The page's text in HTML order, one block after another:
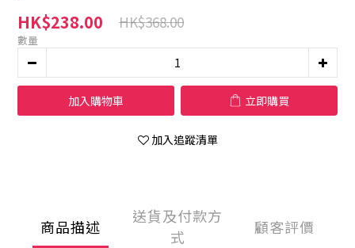
HK$238.00 HK$368.00
數量
加入購物車 立即購買
加入追蹤清單
商品描述
送貨及付款方
式
顧客評價